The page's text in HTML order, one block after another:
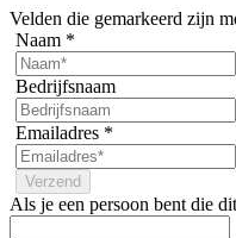
Velden die gemarkeerd zijn
Naam *
Bedrijfsnaam
Emailadres *
Als je een persoon bent die